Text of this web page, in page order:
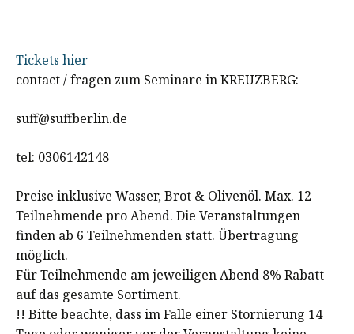
Tickets hier
contact / fragen zum Seminare in KREUZBERG:
suff@suffberlin.de
tel: 0306142148
Preise inklusive Wasser, Brot & Olivenöl. Max. 12
Teilnehmende pro Abend. Die Veranstaltungen
finden ab 6 Teilnehmenden statt. Übertragung
möglich.
Für Teilnehmende am jeweiligen Abend 8% Rabatt
auf das gesamte Sortiment.
!! Bitte beachte, dass im Falle einer Stornierung 14